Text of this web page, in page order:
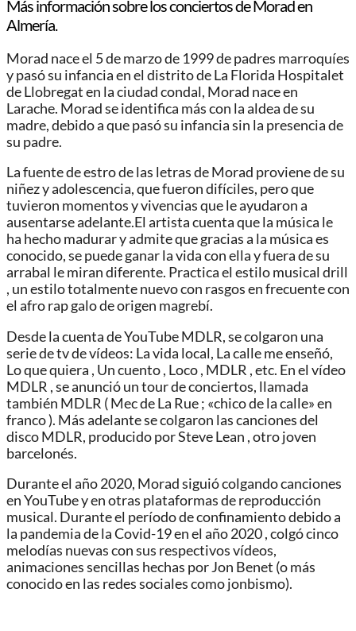
Más información sobre los conciertos de Morad en
Almería.
Morad nace el 5 de marzo de 1999 de padres marroquíes
y pasó su infancia en el distrito de La Florida Hospitalet
de Llobregat en la ciudad condal, Morad nace en
Larache. Morad se identifica más con la aldea de su
madre, debido a que pasó su infancia sin la presencia de
su padre.
La fuente de estro de las letras de Morad proviene de su
niñez y adolescencia, que fueron difíciles, pero que
tuvieron momentos y vivencias que le ayudaron a
ausentarse adelante.El artista cuenta que la música le
ha hecho madurar y admite que gracias a la música es
conocido, se puede ganar la vida con ella y fuera de su
arrabal le miran diferente. Practica el estilo musical drill
, un estilo totalmente nuevo con rasgos en frecuente con
el afro rap galo de origen magrebí.
Desde la cuenta de YouTube MDLR, se colgaron una
serie de tv de vídeos: La vida local, La calle me enseñó,
Lo que quiera , Un cuento , Loco , MDLR , etc. En el vídeo
MDLR , se anunció un tour de conciertos, llamada
también MDLR ( Mec de La Rue ; «chico de la calle» en
franco ). Más adelante se colgaron las canciones del
disco MDLR, producido por Steve Lean , otro joven
barcelonés.
Durante el año 2020, Morad siguió colgando canciones
en YouTube y en otras plataformas de reproducción
musical. Durante el período de confinamiento debido a
la pandemia de la Covid-19 en el año 2020 , colgó cinco
melodías nuevas con sus respectivos vídeos,
animaciones sencillas hechas por Jon Benet (o más
conocido en las redes sociales como jonbismo).